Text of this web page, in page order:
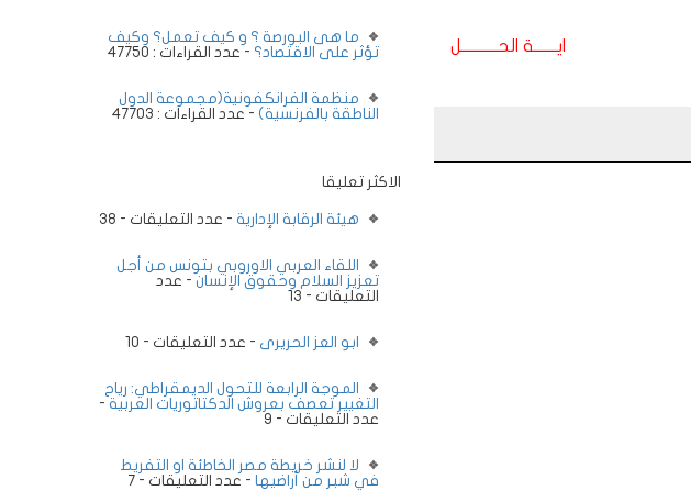
ايـــــــة الحـــــــــــل
ما هى البورصة ؟ و كيف تعمل؟ وكيف
تؤثر على الاقتصاد؟ - عدد القراءات : 47750
منظمة الفرانكفونية(مجموعة الدول
الناطقة بالفرنسية) - عدد القراءات : 47703
الاكثر تعليقا
هيئة الرقابة الإدارية - عدد التعليقات - 38
اللقاء العربي الاوروبي بتونس من أجل
تعزيز السلام وحقوق الإنسان - عدد
التعليقات - 13
ابو العز الحريرى - عدد التعليقات - 10
الموجة الرابعة للتحول الديمقراطي: رياح
التغيير تعصف بعروش الدكتاتوريات العربية -
عدد التعليقات - 9
لا لنشر خريطة مصر الخاطئة او التفريط
في شبر من أراضيها - عدد التعليقات - 7